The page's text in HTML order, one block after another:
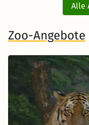
inkl.
Alle
Zoo-Angebote